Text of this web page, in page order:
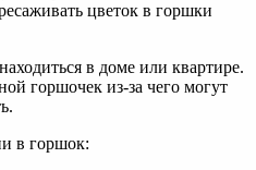
цветок в горшки
в доме или квартире.
горшочек из-за чего могут
в горшок: